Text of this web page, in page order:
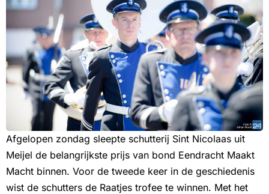
Afgelopen zondag sleepte schutterij Sint Nicolaas uit
Meijel de belangrijkste prijs van bond Eendracht Maakt
Macht binnen. Voor de tweede keer in de geschiedenis
wist de schutters de Raatjes trofee te winnen. Met het